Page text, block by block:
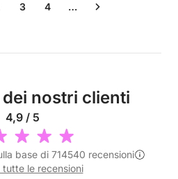
3 4 …
nostri clienti
4,9 / 5
base di 714540 recensioni
tutte le recensioni